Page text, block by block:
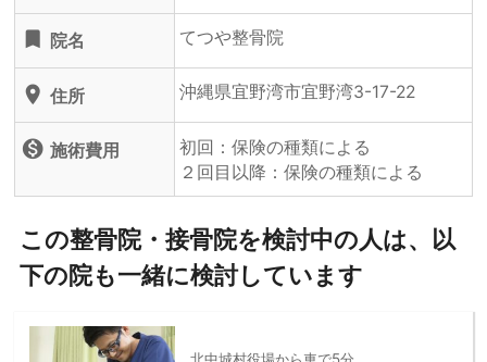
turned_in 院名 てつや整骨院
location_on 住所 沖縄県宜野湾市宜野湾3-17-22
monetization_on 施術費用
初回：保険の種類による
２回目以降：保険の種類による
この整骨院・接骨院を検討中の人は、以
下の院も一緒に検討しています